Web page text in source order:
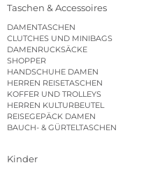
Taschen & Accessoires
DAMENTASCHEN
CLUTCHES UND MINIBAGS
DAMENRUCKSÄCKE
SHOPPER
HANDSCHUHE DAMEN
HERREN REISETASCHEN
KOFFER UND TROLLEYS
HERREN KULTURBEUTEL
REISEGEPÄCK DAMEN
BAUCH- & GÜRTELTASCHEN
Kinder